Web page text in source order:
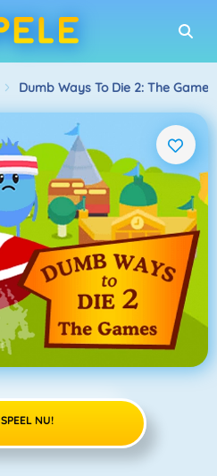
Dumb Ways To Die 2: The Games
SPEEL NU!